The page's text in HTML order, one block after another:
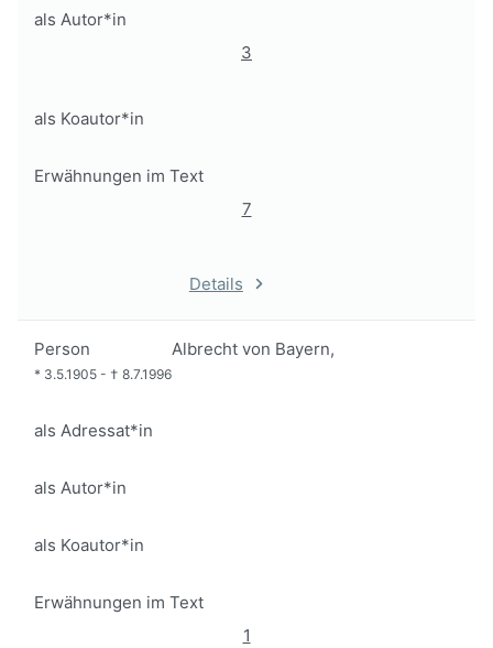
als Autor*in
3
als Koautor*in
Erwähnungen im Text
7
Details
Person Albrecht von Bayern,
* 3.5.1905 - † 8.7.1996
als Adressat*in
als Autor*in
als Koautor*in
Erwähnungen im Text
1